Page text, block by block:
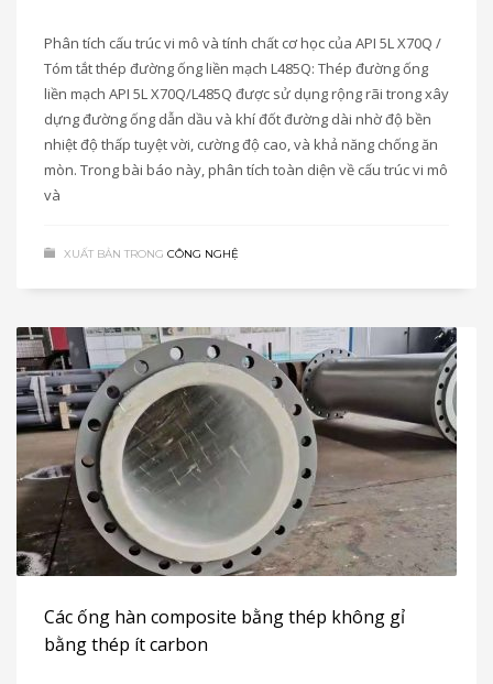
Phân tích cấu trúc vi mô và tính chất cơ học của API 5L X70Q /
Tóm tắt thép đường ống liền mạch L485Q: Thép đường ống
liền mạch API 5L X70Q/L485Q được sử dụng rộng rãi trong xây
dựng đường ống dẫn dầu và khí đốt đường dài nhờ độ bền
nhiệt độ thấp tuyệt vời, cường độ cao, và khả năng chống ăn
mòn. Trong bài báo này, phân tích toàn diện về cấu trúc vi mô
và
XUẤT BẢN TRONG CÔNG NGHỆ
Các ống hàn composite bằng thép không gỉ
bằng thép ít carbon